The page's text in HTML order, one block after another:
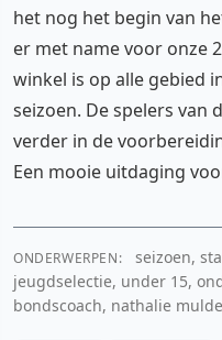
het nog het begin van
er met name voor onze
winkel is op alle gebied
seizoen. De spelers van
verder in de
Een mooie uitdaging
ONDERWERPEN:
seizoen,
jeugdselectie, under 15,
bondscoach, nathalie